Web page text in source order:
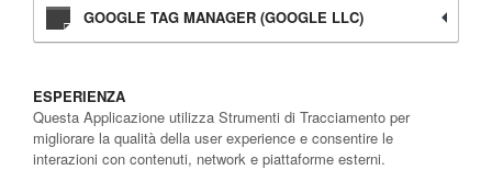
GOOGLE TAG MANAGER (GOOGLE LLC)
ESPERIENZA
Questa Applicazione utilizza Strumenti di Tracciamento per
migliorare la qualità della user experience e consentire le
interazioni con contenuti, network e piattaforme esterni.